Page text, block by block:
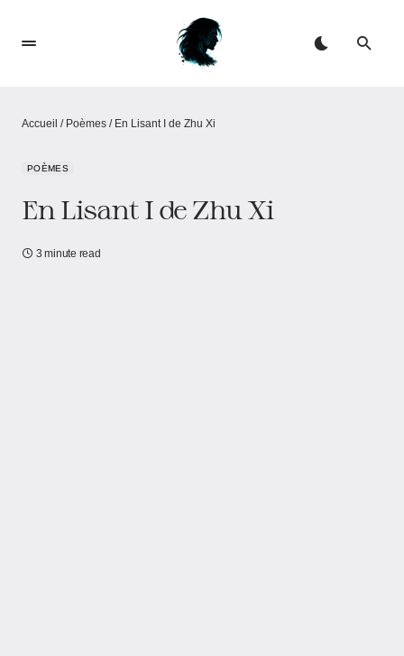
Accueil / Poèmes / En Lisant I de Zhu Xi
POÈMES
En Lisant I de Zhu Xi
3 minute read